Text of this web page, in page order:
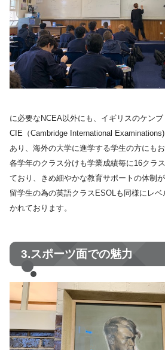
に必要なNCEA以外にも、イギリスのケン
CIE（Cambridge International
あり、海外の大学に進学する学生の方にもお
各学年のクラス分けも学業成績毎に16クラ
ており、きめ細やかな教育サポートの体制が
留学生の為の英語クラスESOLも同様にレ
かれております。
3.スポーツ面での魅力